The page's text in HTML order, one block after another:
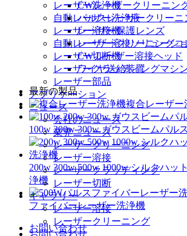
レーザー洗浄機
自動レーザー洗浄液
レーザー溶接機
自動レーザー溶接ソリューシ
レーザー切断機
レーザークラッディングマシ
レーザー部品
アプリケーション
ニュース
会社のニュース
業界ニュース
レーザークリーニング
レーザー溶接
レーザークラッディング
レーザー切断
ギャラリー
レーザー溶接
レーザークリーニング
お問い合わせ
CWレーザークリーニン
パルスレーザークリーニ
レーザー保護レンズ
レーザークリーニングコ
CW レーザー溶接ヘッド
ワイヤ送給装置
最新の製品
複合レーザー
100w 200w 300w ガウスビームパル
200w 300w 500w 1000w シルクハッ
浄機
ファイバーレーザー洗浄機
お問い合わせ